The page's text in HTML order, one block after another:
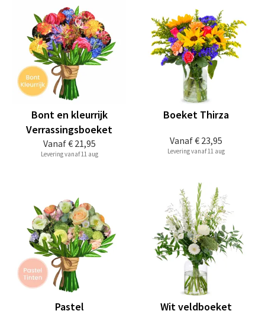
Vanaf€ 21,95
Bont en kleurrijk
Verrassingsboeket
Levering vanaf 11 aug
Vanaf€ 23,95
Boeket Thirza
Levering vanaf 11 aug
Pastel
Wit veldboeket